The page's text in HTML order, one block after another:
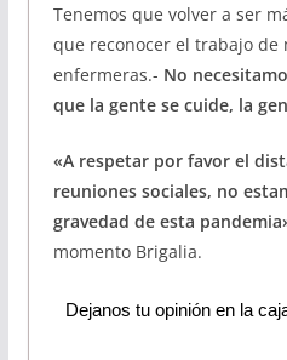
Tenemos que volver a ser
que reconocer el trabajo de
enfermeras.- No
que la gente se cuide, la
«A respetar por favor el
reuniones sociales, no
gravedad de esta
momento Brigalia.
Dejanos tu opinión en la